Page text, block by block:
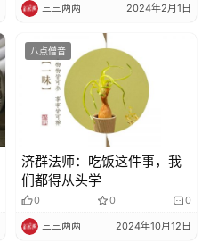
三三两两 2024年2月1日
八点僧音
济群法师：吃饭这件事，我
们都得从头学
0 0 0
三三两两 2024年10月12日